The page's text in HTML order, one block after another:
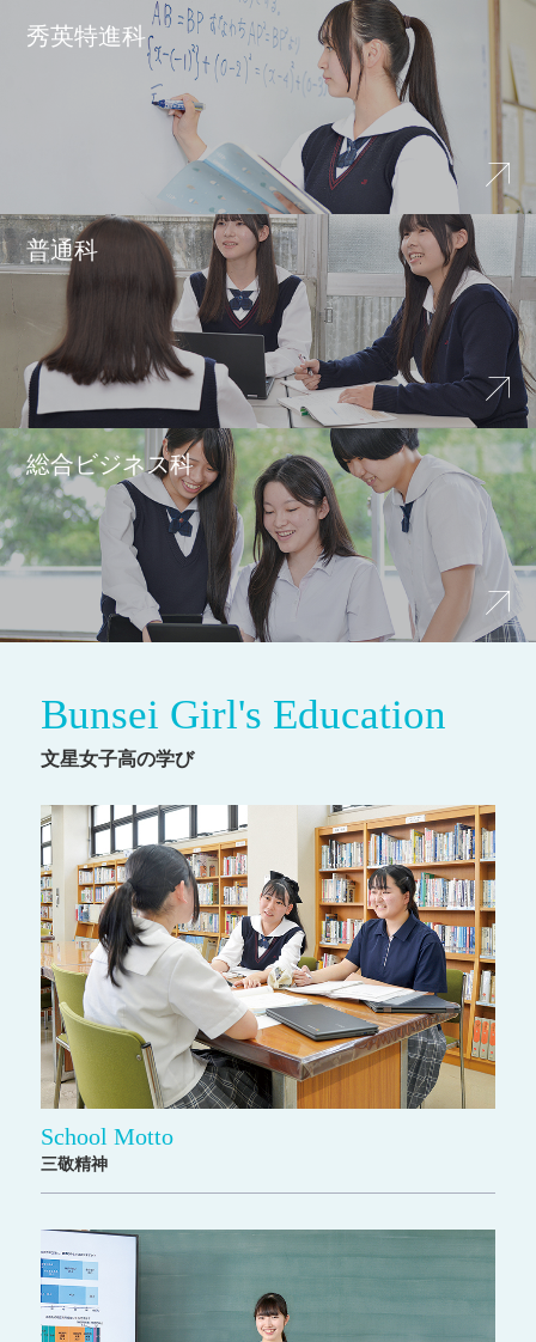
秀英特進科
普通科
総合ビジネス科
Bunsei Girl's Education
文星女子高の学び
School Motto
三敬精神